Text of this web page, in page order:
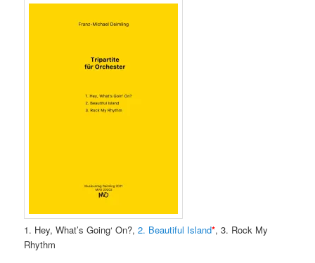
1. Hey, What’s Going‘ On?,2. Beautiful Island*, 3. Rock My
Rhythm